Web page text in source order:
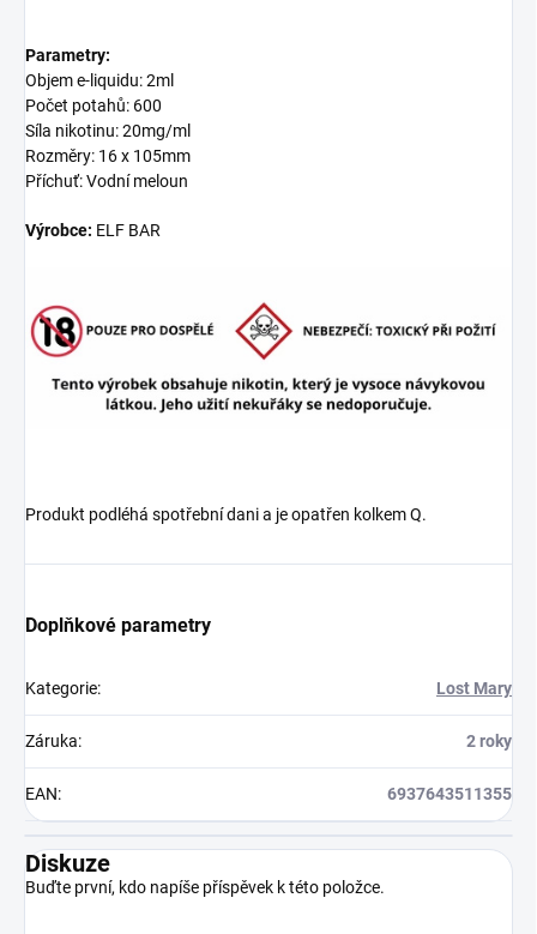
Parametry:
Objem e-liquidu: 2ml
Počet potahů: 600
Síla nikotinu: 20mg/ml
Rozměry: 16 x 105mm
Příchuť: Vodní meloun
Výrobce: ELF BAR
Produkt podléhá spotřební dani a je opatřen kolkem Q.
Doplňkové parametry
Kategorie: Lost Mary
Záruka: 2 roky
EAN: 6937643511355
Diskuze
Buďte první, kdo napíše příspěvek k této položce.